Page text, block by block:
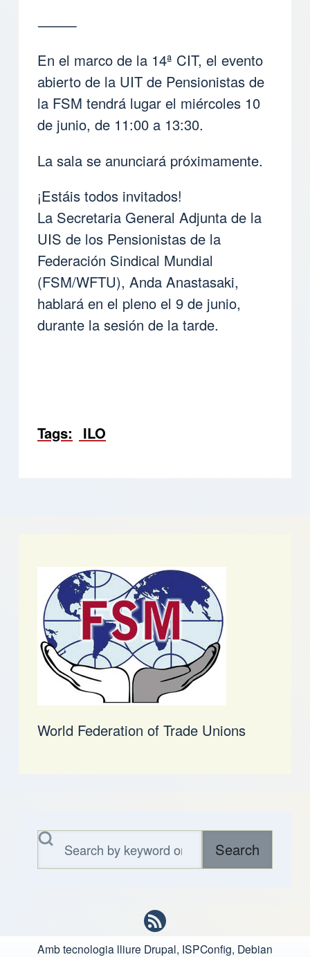
⸻
En el marco de la 14ª CIT, el evento
abierto de la UIT de Pensionistas de
la FSM tendrá lugar el miércoles 10
de junio, de 11:00 a 13:30.
La sala se anunciará próximamente.
¡Estáis todos invitados!
La Secretaria General Adjunta de la
UIS de los Pensionistas de la
Federación Sindical Mundial
(FSM/WFTU), Anda Anastasaki,
hablará en el pleno el 9 de junio,
durante la sesión de la tarde.
Tags ILO
World Federation of Trade Unions
Search
Amb tecnologia lliure Drupal, ISPConfig, Debian